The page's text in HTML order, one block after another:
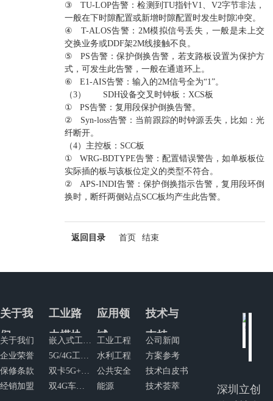
③ TU-LOP告警：检测到TU指针V1、V2字节非法，
一般在下时隙配置或新增时隙配置时发生时隙冲突。
④ T-ALOS告警：2M模拟信号丢失，一般是未上交
交换业务或DDF架2M线接触不良。
⑤ PS告警：保护倒换告警，若支路板设置为保护方
式，可发生此告警，一般在通道环上。
⑥ E1-AIS告警：输入的2M信号全为“1”。
（3） SDH设备交叉时钟板：XCS板
① PS告警：复用段保护倒换告警。
② Syn-loss告警：当前跟踪的时钟源丢失，比如：光
纤断开。
（4）主控板：SCC板
① WRG-BDTYPE告警：配置错误警告，如单板板位
实际插的板与该板位定义的类型不符合。
② APS-INDI告警：保护倒换指示告警，复用段环倒
换时，断纤两侧站点SCC板均产生此告警。
返回目录 首页 结束
关于我
们
关于我们
企业荣誉
保修条款
经销加盟
工业路
由模块
嵌入式工业路由模块
5G/4G工业网关
双卡5G+4G工业网关
双4G车规级路由器
应用领
域
工业工程
水利工程
公共安全
能源
技术与
支持
公司新闻
方案参考
技术白皮书
技术荟萃
深圳立创